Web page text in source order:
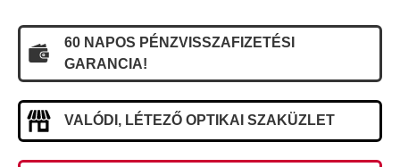
60 NAPOS PÉNZVISSZAFIZETÉSI
GARANCIA!
VALÓDI, LÉTEZŐ OPTIKAI SZAKÜZLET